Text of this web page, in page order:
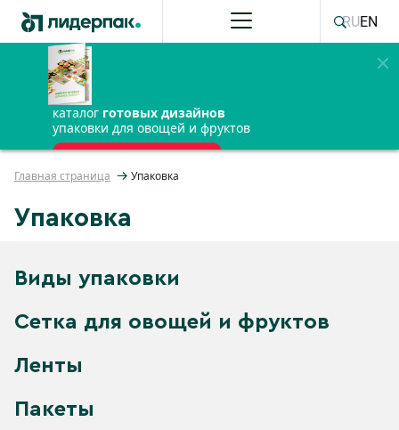
каталог готовых дизайнов
упаковки для овощей и фруктов
ПОЛУЧИТЬ БЕСПЛАТНО
RUEN
Главная страница Упаковка
Упаковка
Виды упаковки
Сетка для овощей и фруктов
Ленты
Пакеты